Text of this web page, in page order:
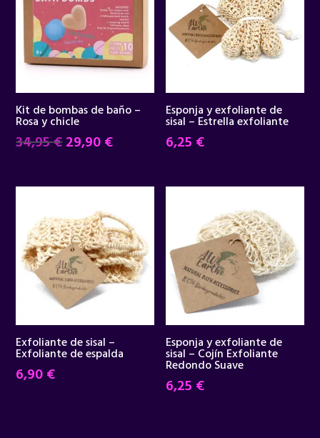
Kit de bombas de baño –
Rosa y chicle
34,95€El
34,95 €.
29,90€El
29,90 €.
Esponja y exfoliante de
sisal – Estrella exfoliante
6,25 €
Exfoliante de sisal –
Exfoliante de espalda
6,90€
Esponja y exfoliante de
sisal – Cojín Exfoliante
Redondo Suave
6,25 €